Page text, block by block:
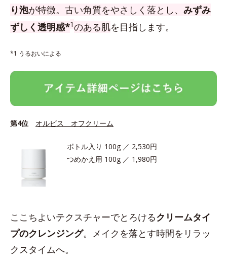
り泡が特徴。古い角質をやさしく落とし、 みずみ
ずしく透明感*1のある肌を目指します。
*1 うるおいによる
第4位 オルビス オフクリーム
ボトル入り 100g ／ 2,530円
つめかえ用 100g ／ 1,980円
ここちよいテクスチャーでとろけるクリームタイ
プのクレンジング。メイクを落とす時間をリラッ
クスタイムへ。